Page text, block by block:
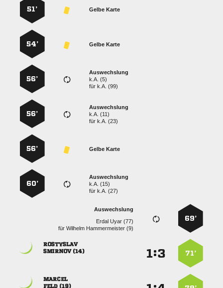
Gelbe Karte
51’
Gelbe Karte
54’
Auswechslung
k.A. (5)
fürk.A. (99)
56’
Auswechslung
k.A. (11)
fürk.A. (23)
56’
Gelbe Karte
56’
Auswechslung
k.A. (15)
fürk.A. (27)
60’
69’
Auswechslung
  
für  
71’
:

 

 